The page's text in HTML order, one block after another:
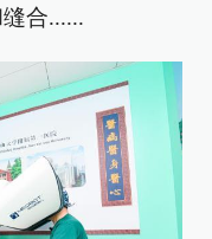
合......